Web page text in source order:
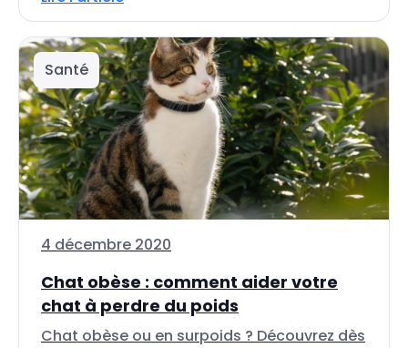
Santé
4 décembre 2020
Chat obèse : comment aider votre
chat à perdre du poids
Chat obèse ou en surpoids ? Découvrez dès